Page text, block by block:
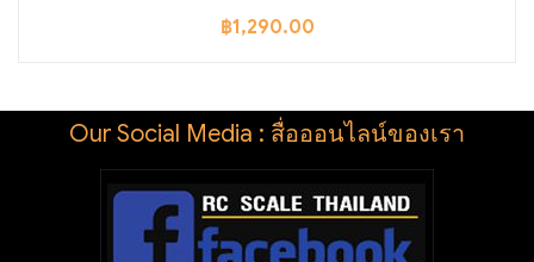
฿1,290.00
Our Social Media : สื่อออนไลน์ของเรา